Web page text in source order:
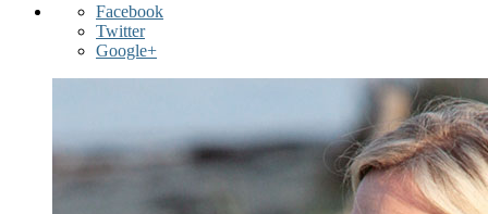
Facebook
Twitter
Google+